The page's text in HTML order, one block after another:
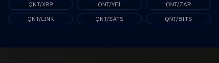
QNT/XRP
QNT/YFI
QNT/ZAR
QNT/LINK
QNT/SATS QNT/BITS